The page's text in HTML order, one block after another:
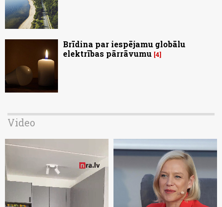
Brīdina par iespējamu globālu
elektrības pārrāvumu 4
Video